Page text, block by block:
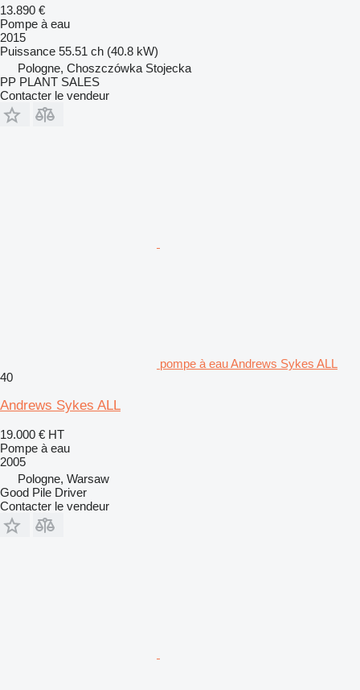
13.890 €
Pompe à eau
2015
Puissance 55.51 ch (40.8 kW)
Pologne, Choszczówka Stojecka
PP PLANT SALES
Contacter le vendeur
pompe à eau Andrews Sykes ALL
40
Andrews Sykes ALL
19.000 € HT
Pompe à eau
2005
Pologne, Warsaw
Good Pile Driver
Contacter le vendeur